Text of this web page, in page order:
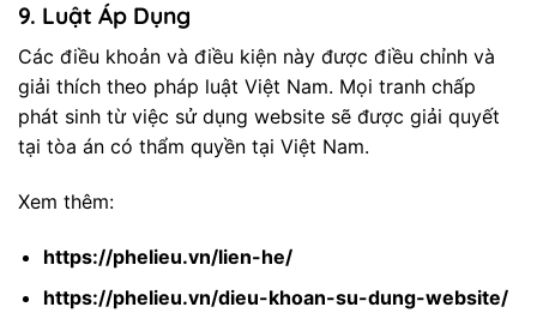
9. Luật Áp Dụng
Các điều khoản và điều kiện này được điều chỉnh và
giải thích theo pháp luật Việt Nam. Mọi tranh chấp
phát sinh từ việc sử dụng website sẽ được giải quyết
tại tòa án có thẩm quyền tại Việt Nam.
Xem thêm:
https://phelieu.vn/lien-he/
https://phelieu.vn/dieu-khoan-su-dung-website/